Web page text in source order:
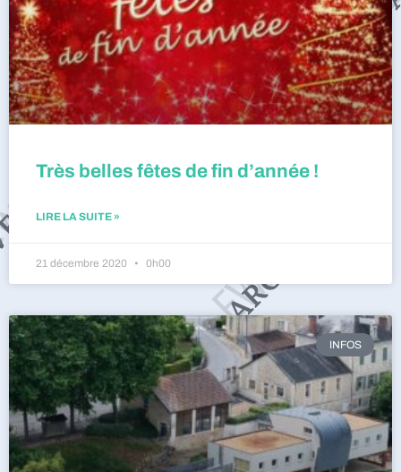
Très belles fêtes de fin d’année !
LIRE LA SUITE »
21 décembre 2020 0h00
INFOS